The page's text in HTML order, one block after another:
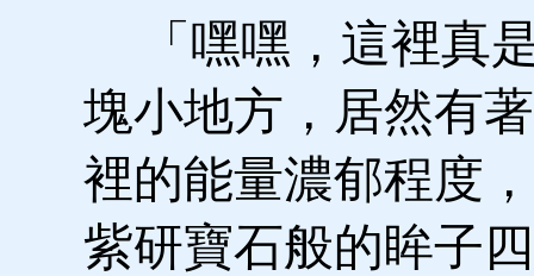
「嘿嘿，這裡真
塊小地方，居然有
裡的能量濃郁程度
紫研寶石般的眸子